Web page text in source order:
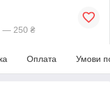
— 250 ₴
Оплата Умови